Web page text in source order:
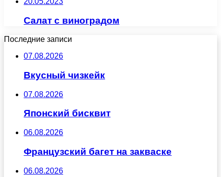
Салат с виноградом
Последние записи
07.08.2026
Вкусный чизкейк
07.08.2026
Японский бисквит
06.08.2026
Французский багет на закваске
06.08.2026